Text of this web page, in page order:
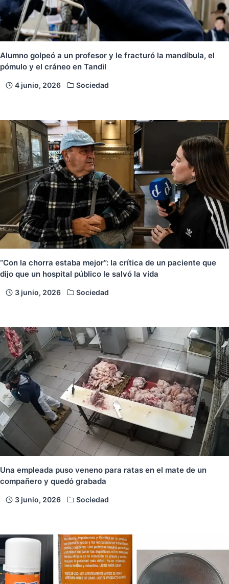
Alumno golpeó a un profesor y le fracturó la mandíbula, el
pómulo y el cráneo en Tandil
4 junio, 2026 Sociedad
“Con la chorra estaba mejor”: la crítica de un paciente que
dijo que un hospital público le salvó la vida
3 junio, 2026 Sociedad
Una empleada puso veneno para ratas en el mate de un
compañero y quedó grabada
3 junio, 2026 Sociedad